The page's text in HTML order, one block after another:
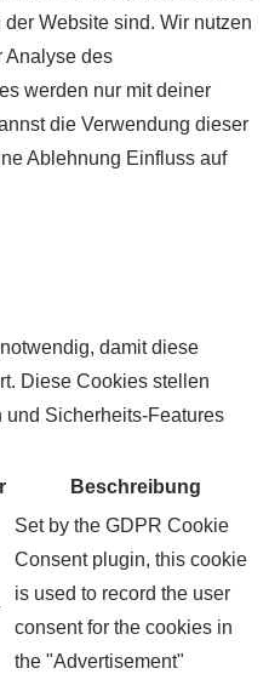
Website sind. Wir nutzen
Analyse des
werden nur mit deiner
die Verwendung dieser
Ablehnung Einfluss auf
damit diese
Diese Cookies stellen
Sicherheits-Features
Beschreibung
Set by the GDPR Cookie
Consent plugin, this cookie
is used to record the user
consent for the cookies in
the "Advertisement"